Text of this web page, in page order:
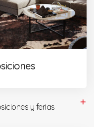
y ferias